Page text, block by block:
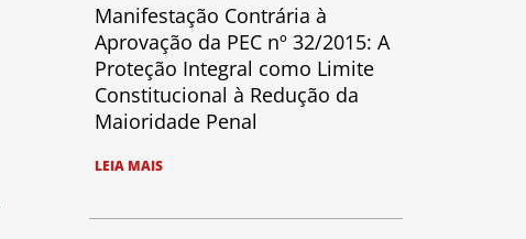
Manifestação Contrária à
Aprovação da PEC nº 32/2015: A
Proteção Integral como Limite
Constitucional à Redução da
Maioridade Penal
LEIA MAIS